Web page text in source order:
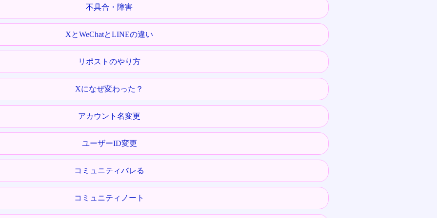
不具合・障害
XとWeChatとLINEの違い
リポストのやり方
Xになぜ変わった？
アカウント名変更
ユーザーID変更
コミュニティバレる
コミュニティノート